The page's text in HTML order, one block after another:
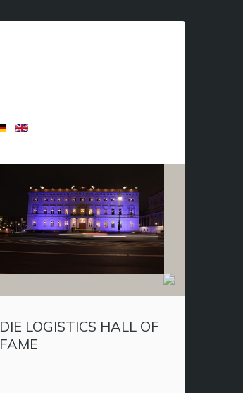
DIE LOGISTICS HALL OF
FAME